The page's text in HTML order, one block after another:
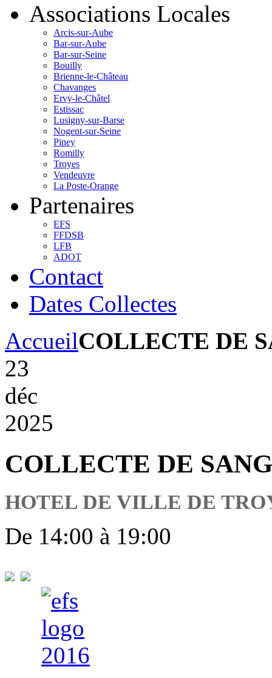
Associations Locales
Arcis-sur-Aube
Bar-sur-Aube
Bar-sur-Seine
Bouilly
Brienne-le-Château
Chavanges
Ervy-le-Châtel
Estissac
Lusigny-sur-Barse
Nogent-sur-Seine
Piney
Romilly
Troyes
Vendeuvre
La Poste-Orange
Partenaires
EFS
FFDSB
LFB
ADOT
Contact
Dates Collectes
AccueilCOLLECTE DE
23
déc
2025
COLLECTE DE SANG
HOTEL DE VILLE DE
De 14:00 à 19:00